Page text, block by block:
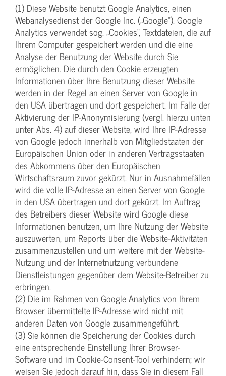
(1) Diese Website benutzt Google Analytics, einen
Webanalysedienst der Google Inc. („Google“). Google
Analytics verwendet sog. „Cookies“, Textdateien, die auf
Ihrem Computer gespeichert werden und die eine
Analyse der Benutzung der Website durch Sie
ermöglichen. Die durch den Cookie erzeugten
Informationen über Ihre Benutzung dieser Website
werden in der Regel an einen Server von Google in
den USA übertragen und dort gespeichert. Im Falle der
Aktivierung der IP-Anonymisierung (vergl. hierzu unten
unter Abs. 4) auf dieser Website, wird Ihre IP-Adresse
von Google jedoch innerhalb von Mitgliedstaaten der
Europäischen Union oder in anderen Vertragsstaaten
des Abkommens über den Europäischen
Wirtschaftsraum zuvor gekürzt. Nur in Ausnahmefällen
wird die volle IP-Adresse an einen Server von Google
in den USA übertragen und dort gekürzt. Im Auftrag
des Betreibers dieser Website wird Google diese
Informationen benutzen, um Ihre Nutzung der Website
auszuwerten, um Reports über die Website-Aktivitäten
zusammenzustellen und um weitere mit der Website-
Nutzung und der Internetnutzung verbundene
Dienstleistungen gegenüber dem Website-Betreiber zu
erbringen.
(2) Die im Rahmen von Google Analytics von Ihrem
Browser übermittelte IP-Adresse wird nicht mit
anderen Daten von Google zusammengeführt.
(3) Sie können die Speicherung der Cookies durch
eine entsprechende Einstellung Ihrer Browser-
Software und im Cookie-Consent-Tool verhindern; wir
weisen Sie jedoch darauf hin, dass Sie in diesem Fall